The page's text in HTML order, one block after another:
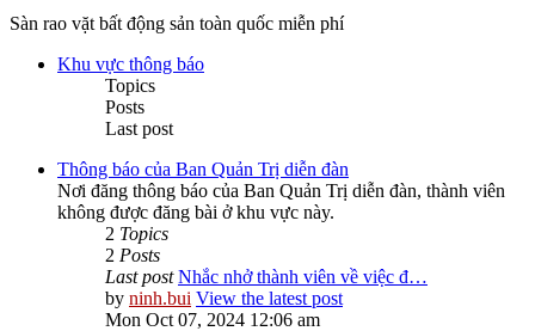
Sàn rao vặt bất động sản toàn quốc miễn phí
Khu vực thông báo
Topics
Posts
Last post
Thông báo của Ban Quản Trị diễn đàn
Nơi đăng thông báo của Ban Quản Trị diễn đàn, thành viên
không được đăng bài ở khu vực này.
2 Topics
2 Posts
Last post Nhắc nhở thành viên về việc đ…
by ninh.bui View the latest post
Mon Oct 07, 2024 12:06 am